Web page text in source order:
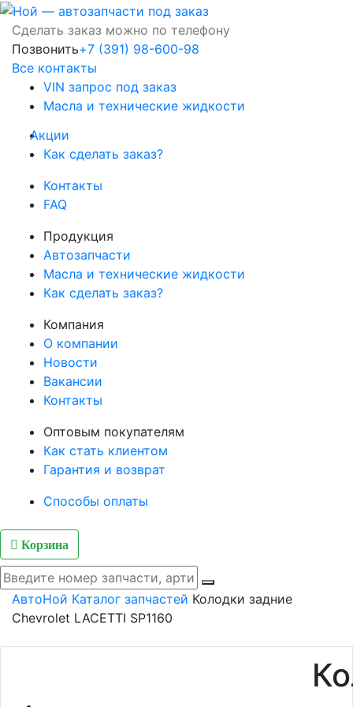
Сделать заказ можно по телефону
Позвонить+7 (391) 98-600-98
Все контакты
VIN запрос под заказ
Масла и технические жидкости
Акции
Как сделать заказ?
Контакты
FAQ
Продукция
Автозапчасти
Масла и технические жидкости
Как сделать заказ?
Компания
О компании
Новости
Вакансии
Контакты
Оптовым покупателям
Как стать клиентом
Гарантия и возврат
Способы оплаты
Корзина
АвтоНой Каталог запчастей Колодки задние
Chevrolet LACETTI SP1160